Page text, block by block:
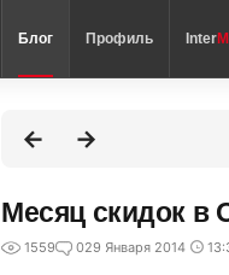
Блог Профиль InterM
Месяц скидок в
1559 029 Января 2014